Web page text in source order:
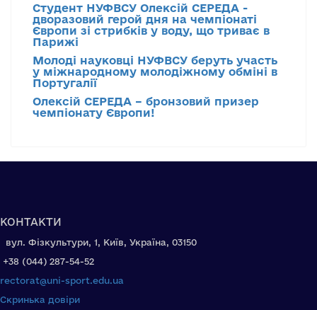
Студент НУФВСУ Олексій СЕРЕДА -
дворазовий герой дня на чемпіонаті
Європи зі стрибків у воду, що триває в
Парижі
Молоді науковці НУФВСУ беруть участь
у міжнародному молодіжному обміні в
Португалії
Олексій СЕРЕДА – бронзовий призер
чемпіонату Європи!
КОНТАКТИ
вул. Фізкультури, 1, Київ, Україна, 03150
+38 (044) 287-54-52
rectorat@uni-sport.edu.ua
Скринька довіри